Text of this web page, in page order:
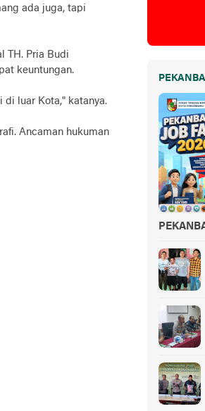
ada juga, tapi
TH. Pria Budi
keuntungan.
di luar Kota," katanya.
Ancaman hukuman